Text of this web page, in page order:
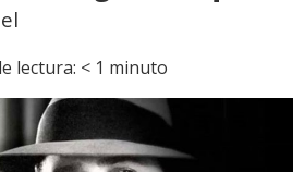
lectura: < 1 minuto